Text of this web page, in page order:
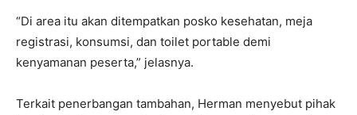
“Di area itu akan ditempatkan posko kesehatan, meja
registrasi, konsumsi, dan toilet portable demi
kenyamanan peserta,” jelasnya.
Terkait penerbangan tambahan, Herman menyebut pihak